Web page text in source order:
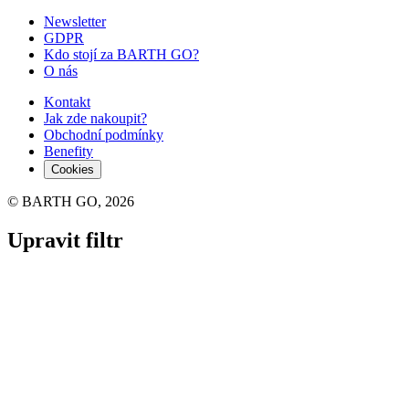
Newsletter
GDPR
Kdo stojí za BARTH GO?
O nás
Kontakt
Jak zde nakoupit?
Obchodní podmínky
Benefity
Cookies
© BARTH GO, 2026
Upravit filtr